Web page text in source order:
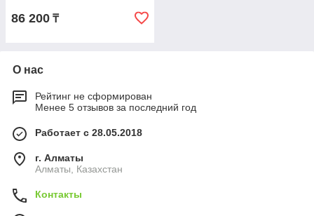
86 200 ₸
О нас
Рейтинг не сформирован
Менее 5 отзывов за последний год
Работает с 28.05.2018
г. Алматы
Алматы, Казахстан
Контакты